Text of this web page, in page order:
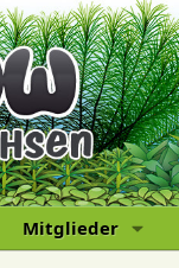
Mitglieder